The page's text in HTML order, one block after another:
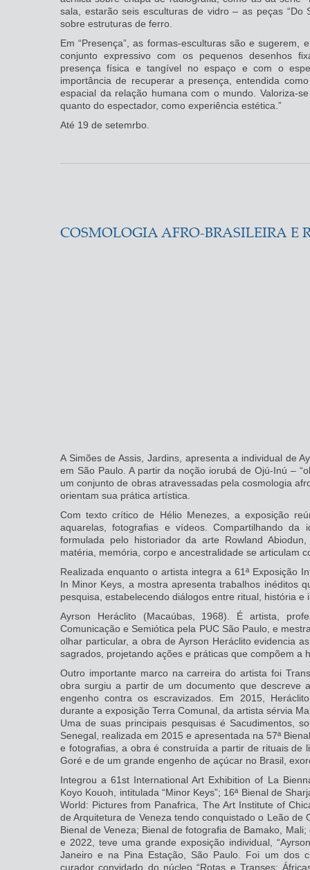
sala, estarão seis esculturas de vidro – as peças “Do
sobre estruturas de ferro.
Em “Presença”, as formas-esculturas são e sugerem,
conjunto expressivo com os pequenos desenhos
presença física e tangível no espaço e com o
importância de recuperar a presença, entendida
espacial da relação humana com o mundo. Valoriza-
quanto do espectador, como experiência estética.”
Até 19 de setemrbo.
COSMOLOGIA AFRO-BRASILEIRA E
A Simões de Assis, Jardins, apresenta a individual de
em São Paulo. A partir da noção iorubá de Ojú-Inú –
um conjunto de obras atravessadas pela cosmologia
orientam sua prática artística.
Com texto crítico de Hélio Menezes, a exposição
aquarelas, fotografias e vídeos. Compartilhando da
formulada pelo historiador da arte Rowland
matéria, memória, corpo e ancestralidade se articulam
Realizada enquanto o artista integra a 61ª Exposição
In Minor Keys, a mostra apresenta trabalhos inéditos
pesquisa, estabelecendo diálogos entre ritual, história e
Ayrson Heráclito (Macaúbas, 1968). É artista,
Comunicação e Semiótica pela PUC São Paulo, e
olhar particular, a obra de Ayrson Heráclito evidencia
sagrados, projetando ações e práticas que compõem a
Outro importante marco na carreira do artista foi
obra surgiu a partir de um documento que descreve
engenho contra os escravizados. Em 2015,
durante a exposição Terra Comunal, da artista sérvia
Uma de suas principais pesquisas é Sacudimentos,
Senegal, realizada em 2015 e apresentada na 57ª
e fotografias, a obra é construída a partir de rituais de
Goré e de um grande engenho de açúcar no Brasil,
Integrou a 61st International Art Exhibition of La
Koyo Kouoh, intitulada “Minor Keys”; 16ª Bienal de
World: Pictures from Panafrica, The Art Institute of
de Arquitetura de Veneza tendo conquistado o Leão de
Bienal de Veneza; Bienal de fotografia de Bamako,
e 2022, teve uma grande exposição individual,
Janeiro e na Pina Estação, São Paulo. Foi um dos
curador convidado do núcleo “Rotas e Transes: